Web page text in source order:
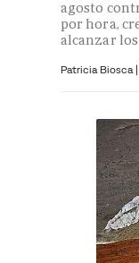
agosto
por hora,
alcanzar
Patricia Biosca |